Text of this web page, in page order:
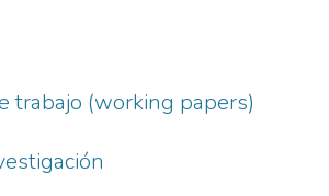
trabajo (working papers)